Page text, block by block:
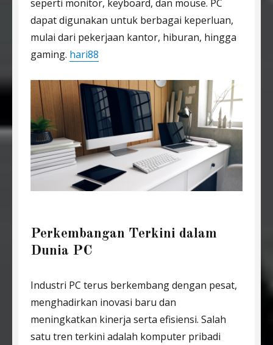
seperti monitor, keyboard, dan mouse. PC
dapat digunakan untuk berbagai keperluan,
mulai dari pekerjaan kantor, hiburan, hingga
gaming. hari88
Perkembangan Terkini dalam
Dunia PC
Industri PC terus berkembang dengan pesat,
menghadirkan inovasi baru dan
meningkatkan kinerja serta efisiensi. Salah
satu tren terkini adalah komputer pribadi